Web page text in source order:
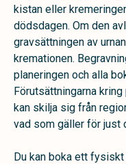
kistan eller
dödsdagen. Om den
gravsättningen av
kremationen.
planeringen och alla
Förutsättningarna
kan skilja sig från
vad som gäller för just
Du kan boka ett